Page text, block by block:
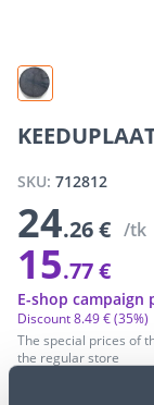
SKU: 712812
24.26 € /tk
15.77 €
The special prices of
the regular store
Discount8.49 €(35%)
E-shop